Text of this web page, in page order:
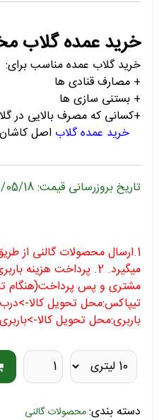
خرید عمده
خرید گلاب عمده مناسب برای:
+ مصارف قنادی ها
+ بستنی سازی ها
+کسانی که مصرف بالایی در
خرید عمده گلاب اصل
تاریخ بروزرسانی قیمت: 1405/05/18
1.ارسال محصولات گالنی از
میگیرد. 2. پرداخت
باربری:محل تحویل کالا-
دسته بندی:محصولات گالنی